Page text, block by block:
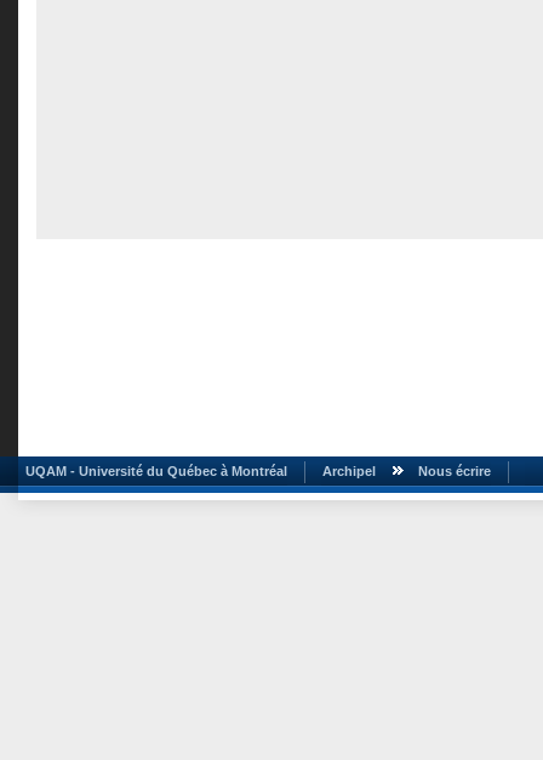
UQAM - Université du Québec à Montréal Archipel Nous écrire